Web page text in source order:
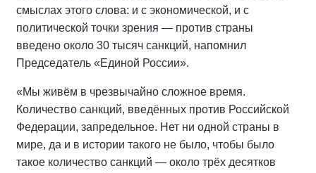
смыслах этого слова: и с экономической, и с
политической точки зрения — против страны
введено около 30 тысяч санкций, напомнил
Председатель «Единой России».
«Мы живём в чрезвычайно сложное время.
Количество санкций, введённых против Российской
Федерации, запредельное. Нет ни одной страны в
мире, да и в истории такого не было, чтобы было
такое количество санкций — около трёх десятков